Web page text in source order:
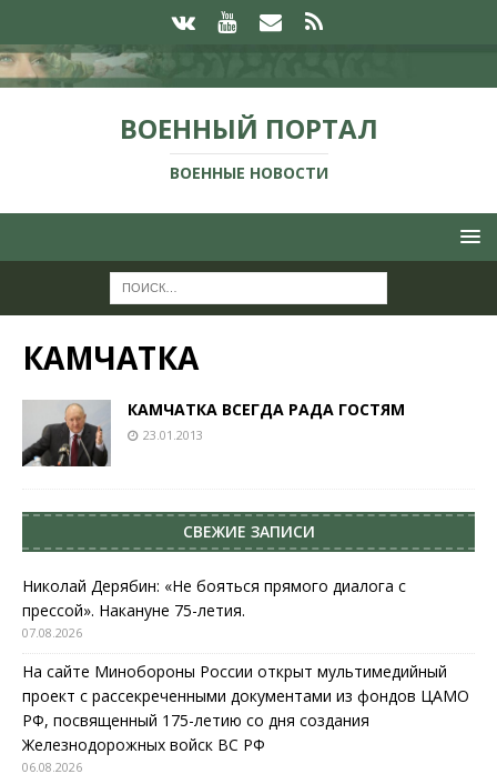
ВОЕННЫЙ ПОРТАЛ
ВОЕННЫЕ НОВОСТИ
КАМЧАТКА
КАМЧАТКА ВСЕГДА РАДА ГОСТЯМ
23.01.2013
СВЕЖИЕ ЗАПИСИ
Николай Дерябин: «Не бояться прямого диалога с
прессой». Накануне 75-летия.
07.08.2026
На сайте Минобороны России открыт мультимедийный
проект с рассекреченными документами из фондов ЦАМО
РФ, посвященный 175-летию со дня создания
Железнодорожных войск ВС РФ
06.08.2026